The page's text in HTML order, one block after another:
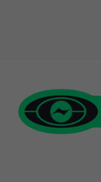
contenuto